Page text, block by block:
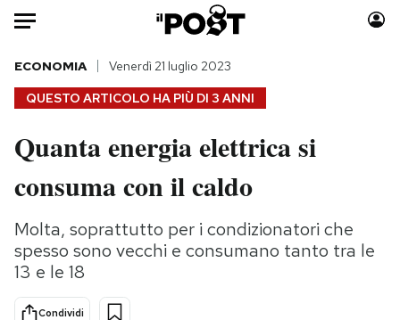
Auto
HOME
Italia
Politica
Tecnologia
Internet
Scienza
Cultura
Moda
Consumismi
Storie/Idee
Ok Boomer!
QUESTO ARTICOLO HA PIÙ DI 3 ANNI
ECONOMIA Venerdì 21 luglio 2023
Quanta energia elettrica si
consuma con il caldo
Molta, soprattutto per i condizionatori che
spesso sono vecchi e consumano tanto tra le
13 e le 18
Condividi